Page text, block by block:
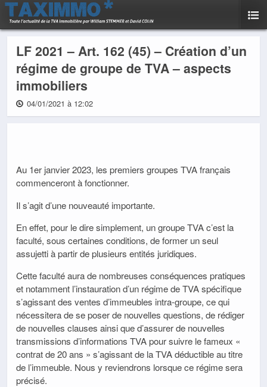
LF 2021 – Art. 162 (45) – Création d’un
régime de groupe de TVA – aspects
immobiliers
04/01/2021 à 12:02
Au 1er janvier 2023, les premiers groupes TVA français
commenceront à fonctionner.
Il s’agit d’une nouveauté importante.
En effet, pour le dire simplement, un groupe TVA c’est la
faculté, sous certaines conditions, de former un seul
assujetti à partir de plusieurs entités juridiques.
Cette faculté aura de nombreuses conséquences pratiques
et notamment l’instauration d’un régime de TVA spécifique
s’agissant des ventes d’immeubles intra-groupe, ce qui
nécessitera de se poser de nouvelles questions, de rédiger
de nouvelles clauses ainsi que d’assurer de nouvelles
transmissions d’informations TVA pour suivre le fameux «
contrat de 20 ans » s’agissant de la TVA déductible au titre
de l’immeuble. Nous y reviendrons lorsque ce régime sera
précisé.